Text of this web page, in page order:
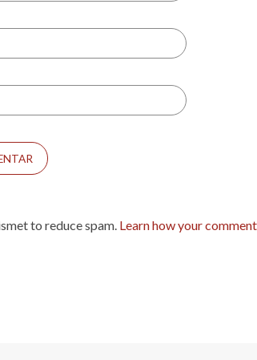
to reduce spam. Learn how your